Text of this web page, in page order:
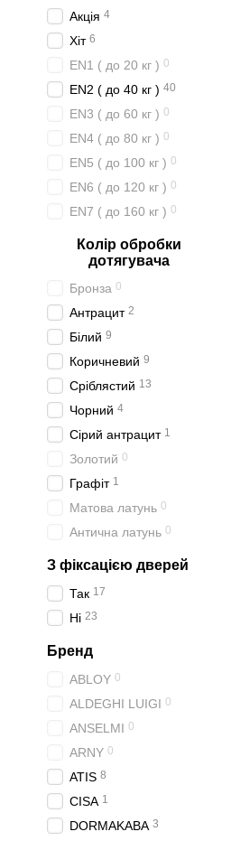
Акція 4
Хіт 6
EN1 ( до 20 кг ) 0
EN2 ( до 40 кг ) 40
EN3 ( до 60 кг ) 0
EN4 ( до 80 кг ) 0
EN5 ( до 100 кг ) 0
EN6 ( до 120 кг ) 0
EN7 ( до 160 кг ) 0
Колір обробки
дотягувача
Бронза 0
Антрацит 2
Білий 9
Коричневий 9
Сріблястий 13
Чорний 4
Сірий антрацит 1
Золотий 0
Графіт 1
Матова латунь 0
Антична латунь 0
З фіксацією дверей
Так 17
Ні 23
Бренд
ABLOY 0
ALDEGHI LUIGI 0
ANSELMI 0
ARNY 0
ATIS 8
CISA 1
DORMAKABA 3